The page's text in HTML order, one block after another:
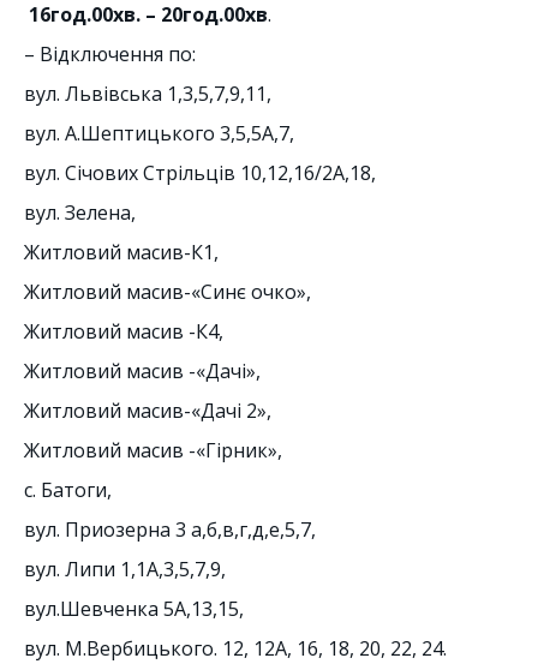
16год.00хв. – 20год.00хв.
– Відключення по:
вул. Львівська 1,3,5,7,9,11,
вул. А.Шептицького 3,5,5А,7,
вул. Січових Стрільців 10,12,16/2А,18,
вул. Зелена,
Житловий масив-К1,
Житловий масив-«Синє очко»,
Житловий масив -К4,
Житловий масив -«Дачі»,
Житловий масив-«Дачі 2»,
Житловий масив -«Гірник»,
с. Батоги,
вул. Приозерна 3 а,б,в,г,д,е,5,7,
вул. Липи 1,1А,3,5,7,9,
вул.Шевченка 5А,13,15,
вул. М.Вербицького. 12, 12А, 16, 18, 20, 22, 24.